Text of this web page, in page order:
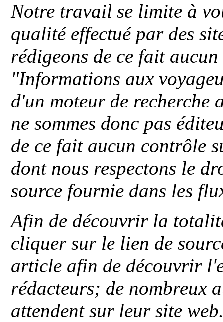
Notre travail se limite à
qualité effectué par des
rédigeons de ce fait
"Informations aux
d'un moteur de recherche
ne sommes donc pas
de ce fait aucun contrôle
dont nous respectons le
source fournie dans les
Afin de découvrir la
cliquer sur le lien de
article afin de découvrir
rédacteurs; de nombreux
attendent sur leur site